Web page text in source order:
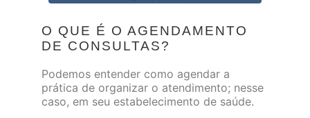
O QUE É O AGENDAMENTO
DE CONSULTAS?
Podemos entender como agendar a
prática de organizar o atendimento; nesse
caso, em seu estabelecimento de saúde.